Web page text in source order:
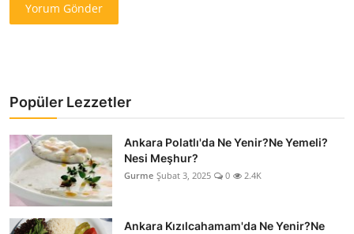
Yorum Gönder
Popüler Lezzetler
Ankara Polatlı'da Ne Yenir?Ne Yemeli?
Nesi Meşhur?
Gurme Şubat 3, 2025 0 2.4K
Ankara Kızılcahamam'da Ne Yenir?Ne